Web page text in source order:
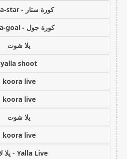
كورة ستار - koora-star
كورة جول - koora-goal
يلا شوت
yalla shoot
koora live
koora live
يلا شوت
koora live
Yalla Live - يلا لايف